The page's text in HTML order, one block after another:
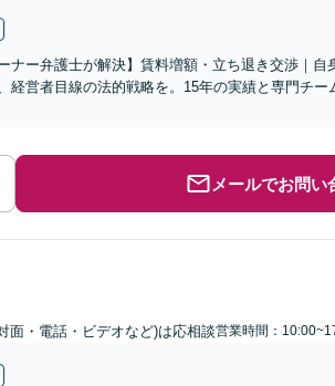
ナー弁護士が解決】賃料増額・立ち退き交渉｜自
経営者目線の法的戦略を。15年の実績と専門チー
メールでお問い
面・電話・ビデオなど)は応相談営業時間：